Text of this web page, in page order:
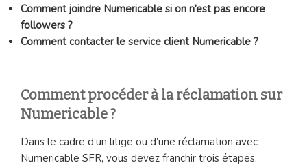
Comment joindre Numericable si on n’est pas encore
followers ?
Comment contacter le service client Numericable ?
Comment procéder à la réclamation sur
Numericable ?
Dans le cadre d’un litige ou d’une réclamation avec
Numericable SFR, vous devez franchir trois étapes.